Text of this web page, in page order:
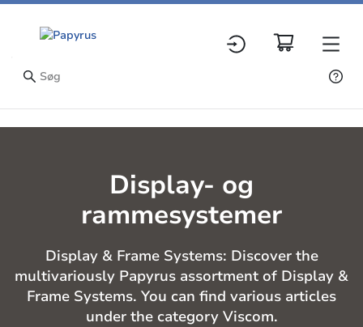
Display- og
rammesystemer
Display & Frame Systems: Discover the
multivariously Papyrus assortment of Display &
Frame Systems. You can find various articles
under the category Viscom.